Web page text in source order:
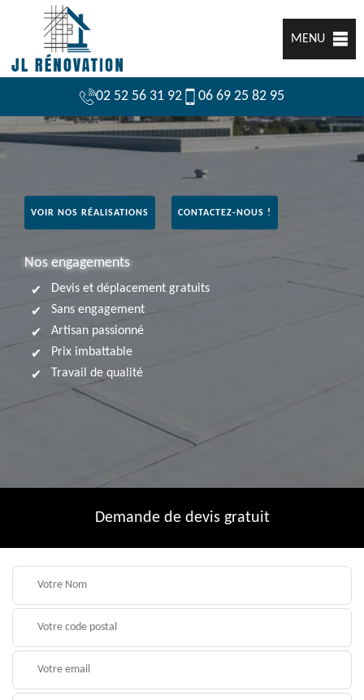
MENU
02 52 56 31 92 06 69 25 82 95
VOIR NOS RÉALISATIONS CONTACTEZ-NOUS !
Nos engagements
Devis et déplacement gratuits
Sans engagement
Artisan passionné
Prix imbattable
Travail de qualité
Demande de devis gratuit